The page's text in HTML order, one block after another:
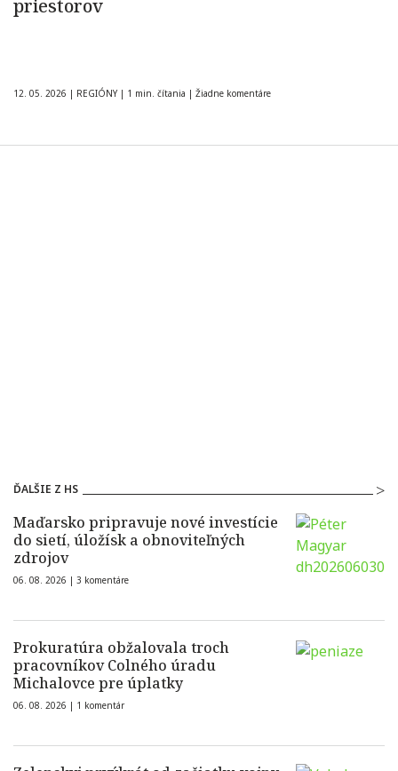
priestorov
12. 05. 2026 | REGIÓNY | 1 min. čítania | Žiadne komentáre
ĎALŠIE Z HS
Maďarsko pripravuje nové investície
do sietí, úložísk a obnoviteľných
zdrojov
06. 08. 2026 | 3 komentáre
Prokuratúra obžalovala troch
pracovníkov Colného úradu
Michalovce pre úplatky
06. 08. 2026 | 1 komentár